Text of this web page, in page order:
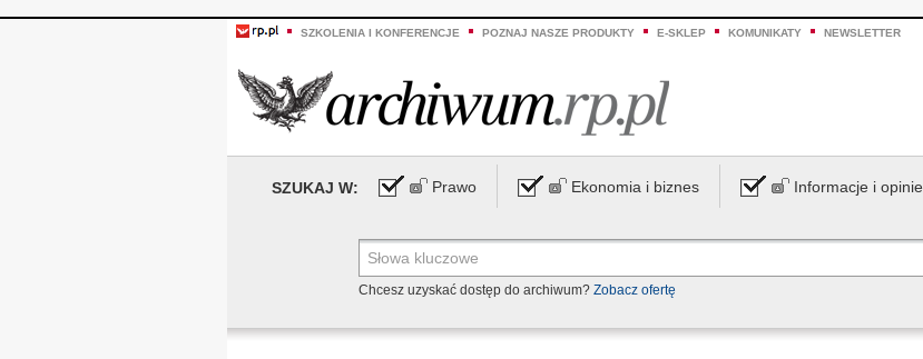
SZKOLENIA I KONFERENCJE POZNAJ NASZE PRODUKTY E-SKLEP KOMUNIKATY NEWSLETTER
SZUKAJ W: Prawo Ekonomia i biznes Informacje i opinie
Chcesz uzyskać dostęp do archiwum? Zobacz ofertę